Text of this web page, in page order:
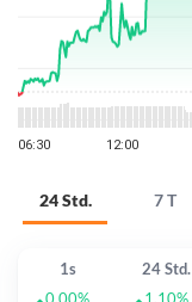
24 Std. 7 T
1s 24 Std.
0,00%
1,10%